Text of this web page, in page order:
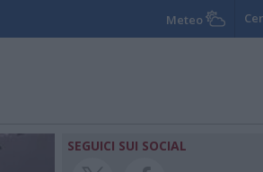
Meteo
SEGUICI SUI SOCIAL